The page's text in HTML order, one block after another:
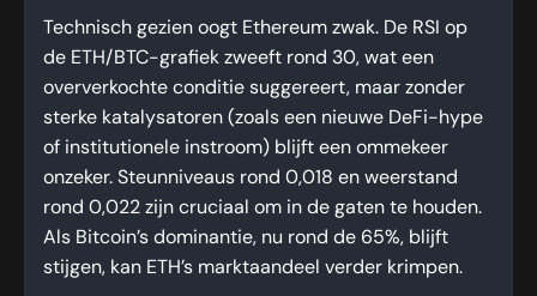
Technisch gezien oogt Ethereum zwak. De RSI op
de ETH/BTC-grafiek zweeft rond 30, wat een
oververkochte conditie suggereert, maar zonder
sterke katalysatoren (zoals een nieuwe DeFi-hype
of institutionele instroom) blijft een ommekeer
onzeker. Steunniveaus rond 0,018 en weerstand
rond 0,022 zijn cruciaal om in de gaten te houden.
Als Bitcoin’s dominantie, nu rond de 65%, blijft
stijgen, kan ETH’s marktaandeel verder krimpen.